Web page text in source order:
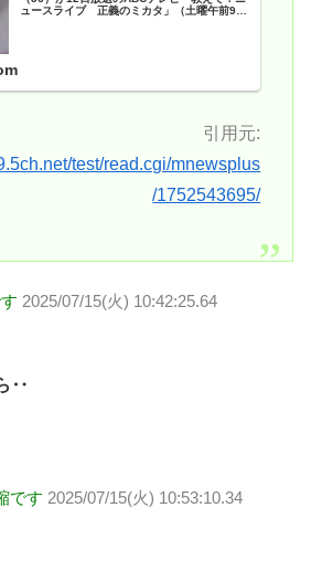
ュースライブ 正義のミカタ」（土曜午前9時
引用元:
test/read.cgi/mnewsplus
/1752543695/
2025/07/15(火) 10:42:25.64
‥
です 2025/07/15(火) 10:53:10.34